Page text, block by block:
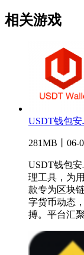
相关游戏
USDT钱包
281MB丨06-
USDT钱包
理工具，为
款专为区块
字货币动态
搏。平台汇